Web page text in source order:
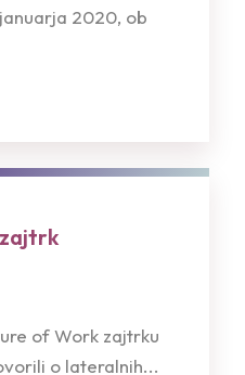
2020, ob
of Work zajtrku
o lateralnih...